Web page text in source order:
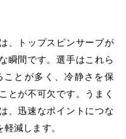
、トップスピンサーブが
瞬間です。選手はこれら
とが多く、冷静さを保
とが不可欠です。うまく
、迅速なポイントにつな
減します。